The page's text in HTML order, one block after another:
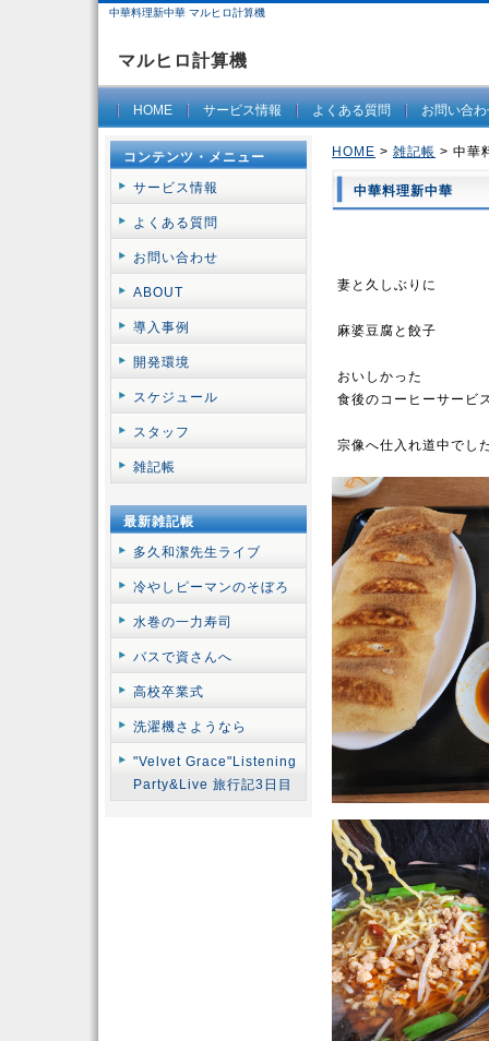
中華料理新中華 マルヒロ計算機
マルヒロ計算機
HOME サービス情報 よくある質問 お問い合
HOME > 雑記帳 > 中華
中華料理新中華
妻と久しぶりに
麻婆豆腐と餃子
おいしかった
食後のコーヒーサービ
宗像へ仕入れ道中でし
コンテンツ・メニュー
サービス情報
よくある質問
お問い合わせ
ABOUT
導入事例
開発環境
スケジュール
スタッフ
雑記帳
最新雑記帳
多久和潔先生ライブ
冷やしピーマンのそぼろ
水巻の一力寿司
バスで資さんへ
高校卒業式
洗濯機さようなら
"Velvet Grace"Listening
Party&Live 旅行記3日目